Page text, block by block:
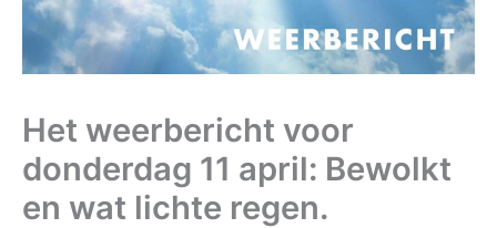
Het weerbericht voor
donderdag 11 april: Bewolkt
en wat lichte regen.